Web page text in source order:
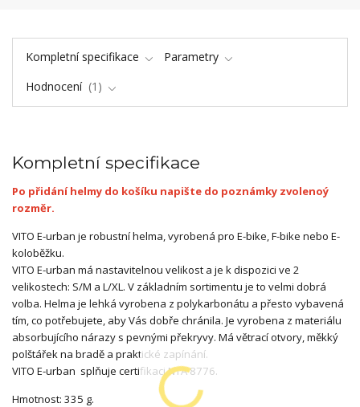
Kompletní specifikace
Parametry
Hodnocení
1
Kompletní specifikace
Po přidání helmy do košíku napište do poznámky zvolenoý
rozměr.
VITO E-urban je robustní helma, vyrobená pro E-bike, F-bike nebo E-
koloběžku.
VITO E-urban má nastavitelnou velikost a je k dispozici ve 2
velikostech: S/M a L/XL. V základním sortimentu je to velmi dobrá
volba. Helma je lehká vyrobena z polykarbonátu a přesto vybavená
tím, co potřebujete, aby Vás dobře chránila. Je vyrobena z materiálu
absorbujícího nárazy s pevnými překryvy. Má větrací otvory, měkký
polštářek na bradě a praktické zapínání.
VITO E-urban splňuje certifikaci NTA 8776.
Hmotnost: 335 g.